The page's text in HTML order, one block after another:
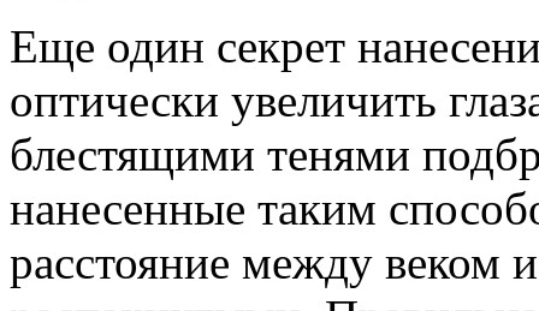
Еще один секрет
оптически увеличить
блестящими тенями
нанесенные таким
расстояние между веком